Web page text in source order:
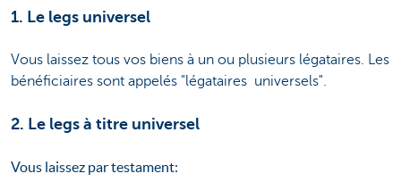
1. Le legs universel
Vous laissez tous vos biens à un ou plusieurs légataires. Les
bénéficiaires sont appelés "légataires universels".
2. Le legs à titre universel
Vous laissez par testament: